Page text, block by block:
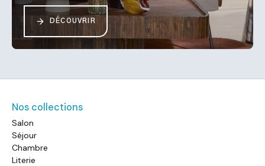
DÉCOUVRIR
Nos collections
Salon
Séjour
Chambre
Literie